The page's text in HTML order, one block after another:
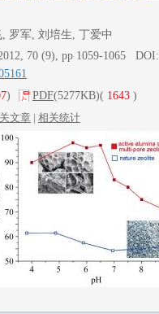
罗军, 刘培生, 丁爱中
70 (9), pp 1059-1065 DOI:
) PDF(5277KB)( 1643 )
文章 | 相关统计